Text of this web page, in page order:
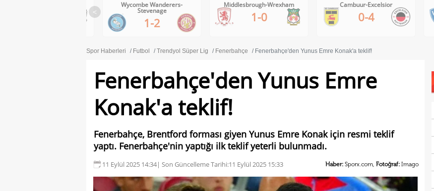
<
Wycombe Wanderers-
Stevenage
1-2
Middlesbrough-Wrexham
1-0
Cambuur-Excelsior
0-4
Spor Haberleri Futbol Trendyol Süper Lig Fenerbahçe Fenerbahçe'den Yunus Emre Konak'a teklif!
Fenerbahçe'den Yunus Emre
Konak'a teklif!
Fenerbahçe, Brentford forması giyen Yunus Emre Konak için resmi teklif
yaptı. Fenerbahçe'nin yaptığı ilk teklif yeterli bulunmadı.
11 Eylül 2025 14:34| Son Güncelleme Tarihi:11 Eylül 2025 15:33 Haber: Sporx.com, Fotoğraf: Imago